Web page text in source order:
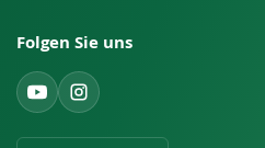
Folgen Sie uns